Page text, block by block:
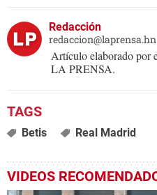
Redacción
redaccion@laprensa.hn
Artículo elaborado por
LA PRENSA.
Betis Real Madrid
VIDEOS